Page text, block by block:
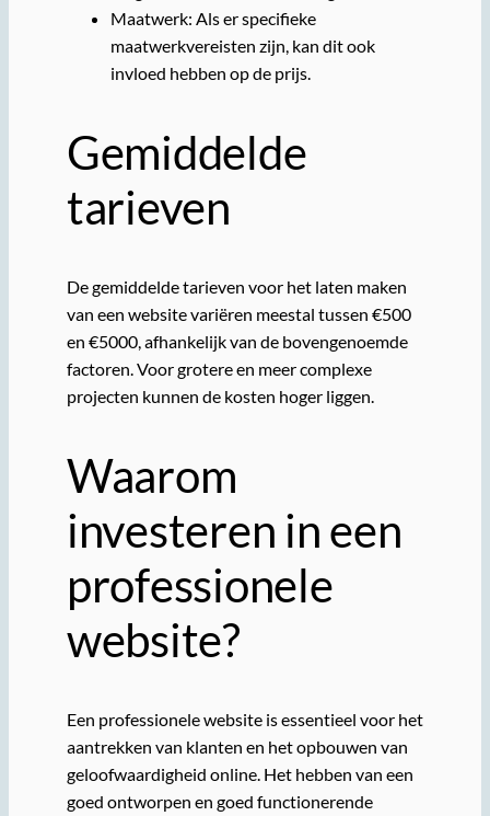
Maatwerk: Als er specifieke
maatwerkvereisten zijn, kan dit ook
invloed hebben op de prijs.
Gemiddelde
tarieven
De gemiddelde tarieven voor het laten maken
van een website variëren meestal tussen €500
en €5000, afhankelijk van de bovengenoemde
factoren. Voor grotere en meer complexe
projecten kunnen de kosten hoger liggen.
Waarom
investeren in een
professionele
website?
Een professionele website is essentieel voor het
aantrekken van klanten en het opbouwen van
geloofwaardigheid online. Het hebben van een
goed ontworpen en goed functionerende